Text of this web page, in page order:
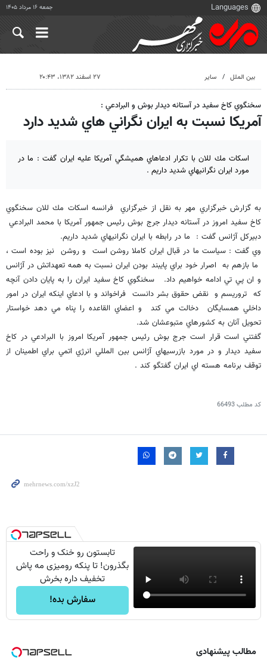
جمعه ۱۶ مرداد ۱۴۰۵
بین الملل سایر ۲۷ اسفند ۱۳۸۲، ۲۰:۴۳
سخنگوي كاخ سفيد در آستانه ديدار بوش و البرادعي :
آمريكا نسبت به ايران نگراني هاي شديد دارد
اسكات مك للان با تكرار ادعاهاي هميشگي آمريكا عليه ايران گفت : ما در
مورد ايران نگرانيهاي شديد داريم .
به گزارش خبرگزاري مهر به نقل از خبرگزاري فرانسه اسكات مك للان سخنگوي
كاخ سفيد امروز در آستانه ديدار جرج بوش رئيس جمهور آمريكا با محمد البرادعي
دبيركل آژانس گفت : ما در رابطه با ايران نگرانيهاي شديد داريم.
وي گفت : سياست ما در قبال ايران كاملا روشن است و روشن نيز بوده است ،
ما بازهم به اصرار خود براي پايبند بودن ايران نسبت به همه تعهداتش در آژانس
و ان پي تي ادامه خواهيم داد. سخنگوي كاخ سفيد ايران را به پايان دادن آنچه
كه تروريسم و نقض حقوق بشر دانست فراخواند و با ادعاي اينكه ايران در امور
داخلي همسايگان دخالت مي كند و اعضاي القاعده را پناه مي دهد خواستار
تحويل آنان به كشورهاي متبوعشان شد.
گفتني است قرار است جرج بوش رئيس جمهور آمريكا امروز با البرادعي در كاخ
سفيد ديدار و در مورد بازرسيهاي آژانس بين المللي انرژي اتمي براي اطمينان از
توقف برنامه هسته اي ايران گفتگو كند .
کد مطلب66493
تابستون رو خنک و راحت
بگذرون! تا پنکه رومیزی مه پاش
تخفیف داره بخرش
سفارش بده!
مطالب پیشنهادی